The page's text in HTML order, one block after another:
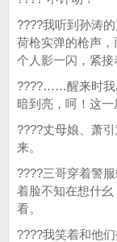
????我听到孙涛
荷枪实弹的枪声
个人影一闪，紧接
????……醒来时我
暗到亮，呵！这一
????丈母娘、萧
来。
????三哥穿着警
着脸不知在想什
看。
????我笑着和他